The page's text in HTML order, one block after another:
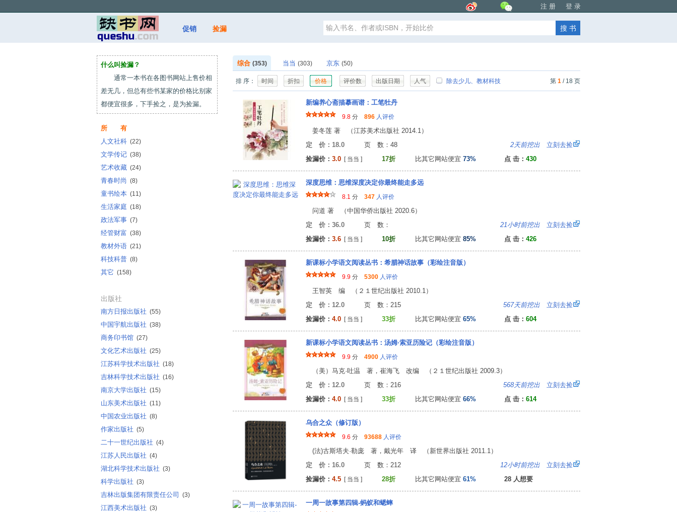
注 册 登 录
促销 捡漏
什么叫捡漏？
通常一本书在各图书网站上售价相
差无几，但总有些书某家的价格比别家
都便宜很多，下手捡之，是为捡漏。
所 有
人文社科 (22)
文学传记 (38)
艺术收藏 (24)
青春时尚 (8)
童书绘本 (11)
生活家庭 (18)
政法军事 (7)
经管财富 (38)
教材外语 (21)
科技科普 (8)
其它 (158)
出版社
南方日报出版社 (55)
中国宇航出版社 (38)
商务印书馆 (27)
文化艺术出版社 (25)
江苏科学技术出版社 (18)
吉林科学技术出版社 (16)
南京大学出版社 (15)
山东美术出版社 (11)
中国农业出版社 (8)
作家出版社 (5)
二十一世纪出版社 (4)
江苏人民出版社 (4)
湖北科学技术出版社 (3)
科学出版社 (3)
吉林出版集团有限责任公司 (3)
江西美术出版社 (3)
综合 (353) 当当 (303) 京东 (50)
排 序： 时间 折扣 价格 评价数 出版日期 人气 除去少儿、教材科技 第 1 / 18 页
新编养心斋描摹画谱：工笔牡丹
9.8 分 896 人评价
姜冬莲 著 （江苏美术出版社 2014.1）
定 价：18.0 页 数：48 2天前挖出 立刻去捡
捡漏价： 3.0 [ 当当 ] 17折 比其它网站便宜 73% 点 击： 430
深度思维：思维深度决定你最终能走多远
8.1 分 347 人评价
问道 著 （中国华侨出版社 2020.6）
定 价：36.0 页 数： 21小时前挖出 立刻去捡
捡漏价： 3.6 [ 当当 ] 10折 比其它网站便宜 85% 点 击： 426
新课标小学语文阅读丛书：希腊神话故事（彩绘注音版）
9.9 分 5300 人评价
王智英 编 （２１世纪出版社 2010.1）
定 价：12.0 页 数：215 567天前挖出 立刻去捡
捡漏价： 4.0 [ 当当 ] 33折 比其它网站便宜 65% 点 击： 604
新课标小学语文阅读丛书：汤姆·索亚历险记（彩绘注音版）
9.9 分 4900 人评价
（美）马克·吐温 著，崔海飞 改编 （２１世纪出版社 2009.3）
定 价：12.0 页 数：216 568天前挖出 立刻去捡
捡漏价： 4.0 [ 当当 ] 33折 比其它网站便宜 66% 点 击： 614
乌合之众（修订版）
9.6 分 93688 人评价
(法)古斯塔夫·勒庞 著，戴光年 译 （新世界出版社 2011.1）
定 价：16.0 页 数：212 12小时前挖出 立刻去捡
捡漏价： 4.5 [ 当当 ] 28折 比其它网站便宜 61% 28 人想要
一周一故事第四辑-蚂蚁和蟋蟀